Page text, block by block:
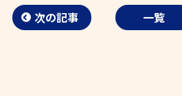
次の記事 一覧